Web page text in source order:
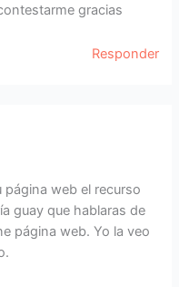
gracias
Responder
web el recurso
guay que hablaras de
página web. Yo la veo